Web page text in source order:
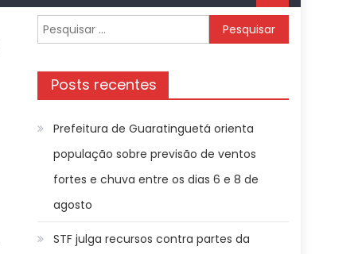
Pesquisar
por:
Posts recentes
Prefeitura de Guaratinguetá orienta
população sobre previsão de ventos
fortes e chuva entre os dias 6 e 8 de
agosto
STF julga recursos contra partes da